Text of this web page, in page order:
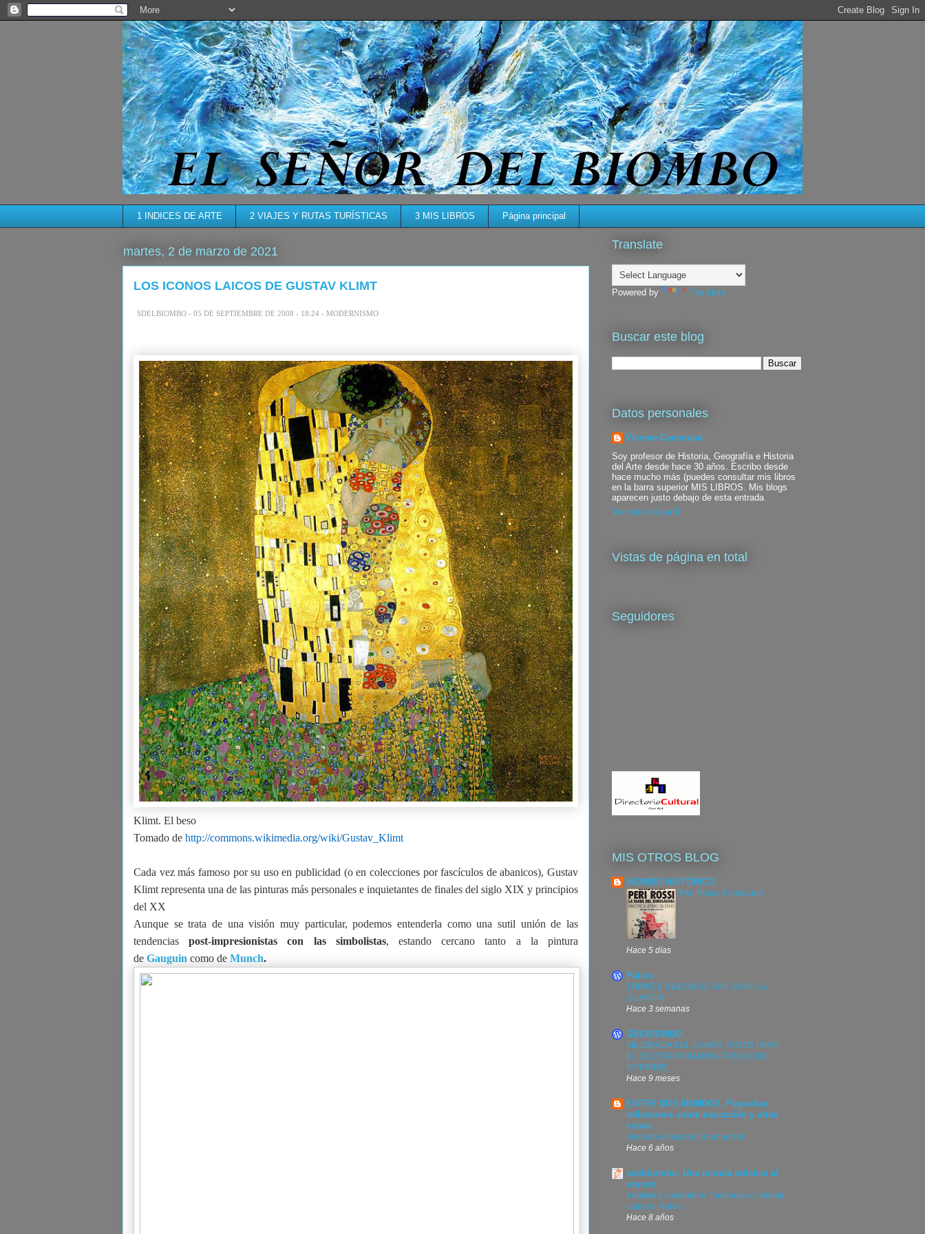
1 INDICES DE ARTE 2 VIAJES Y RUTAS TURÍSTICAS 3 MIS LIBROS Página principal
martes, 2 de marzo de 2021
LOS ICONOS LAICOS DE GUSTAV KLIMT
SDELBIOMBO - 05 DE SEPTIEMBRE DE 2008 - 18:24 - MODERNISMO
Klimt. El beso
Tomado de http://commons.wikimedia.org/wiki/Gustav_Klimt
Cada vez más famoso por su uso en publicidad (o en colecciones por fascículos de abanicos), Gustav
Klimt representa una de las pinturas más personales e inquietantes de finales del siglo XIX y principios
del XX
Aunque se trata de una visión muy particular, podemos entenderla como una sutil unión de las
tendenciaspost-impresionistas con las simbolistas, estando cercano tanto a la pintura
de Gauguin como de Munch.
Translate
Powered by Translate
Buscar este blog
Datos personales
Vicente Camarasa
Soy profesor de Historia, Geografía e Historia
del Arte desde hace 30 años. Escribo desde
hace mucho más (puedes consultar mis libros
en la barra superior MIS LIBROS. Mis blogs
aparecen justo debajo de esta entrada
Ver todo mi perfil
Vistas de página en total
Seguidores
MIS OTROS BLOG
BIOMBO HISTÓRICO
Peri Rossi. Dinosaurio
Hace 5 días
Palios
TORRE E IGLESIA DE SAN JUAN. LA
GUARDIA
Hace 3 semanas
GEOBIOMBO
MEJORADA DEL CAMPO. FOTOS PARA
EL SECTOR PRIMARIO (PAISAJE DE
INTERIOR)
Hace 9 meses
ENTRE DOS MUNDOS. Pequeñas
reflexiones sobre educación y otras
cosas
Mirando al Maestro Buonoroti II
Hace 6 años
sdelbiombo. Una mirada artística al
mundo
Análisis y comentario. Fachada occidental
catedral Reims
Hace 8 años